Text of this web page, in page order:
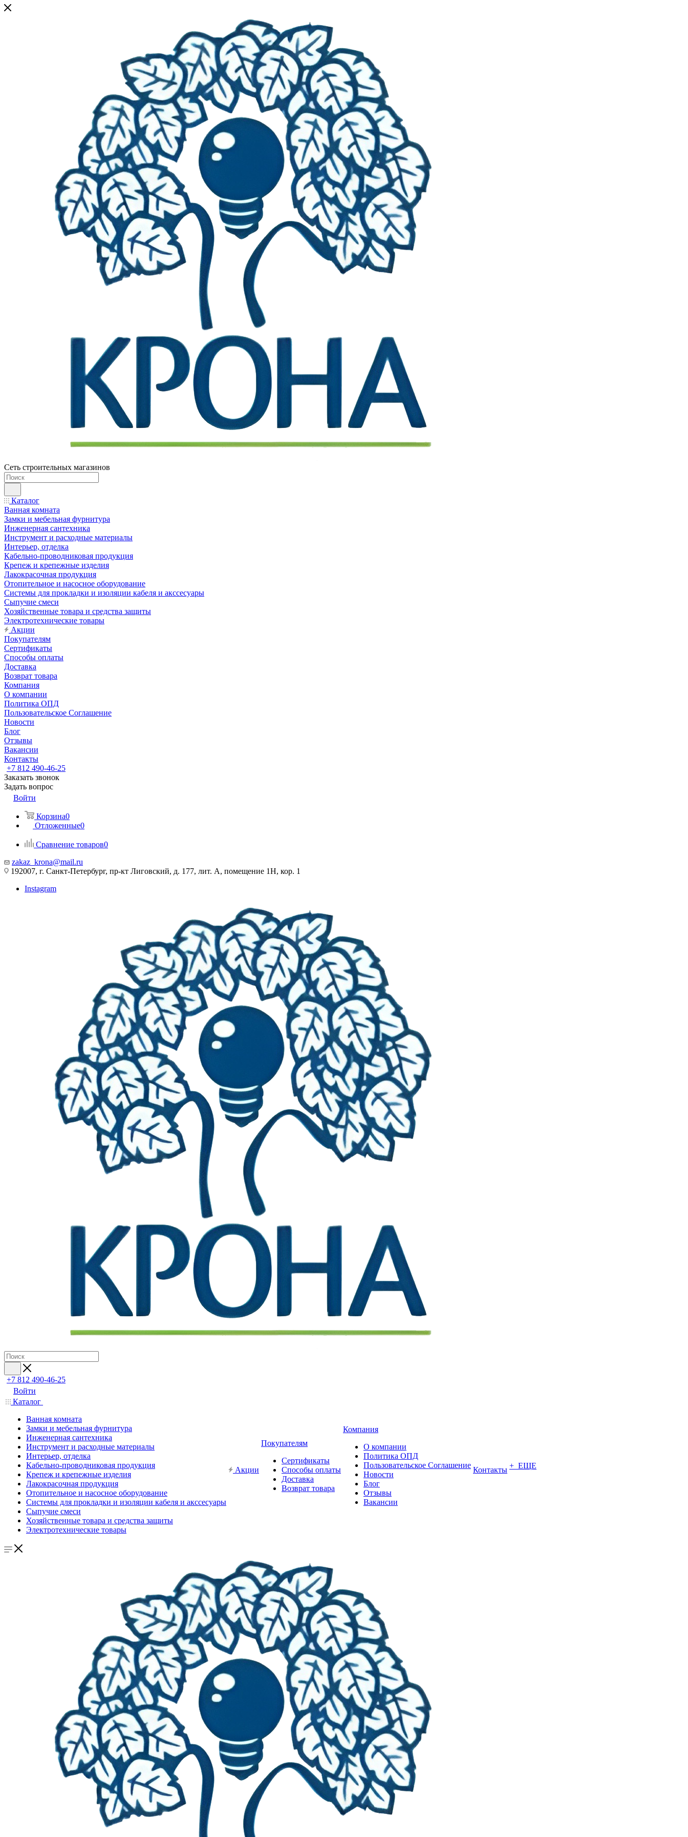
Сеть строительных магазинов
Каталог
Ванная комната
Замки и мебельная фурнитура
Инженерная сантехника
Инструмент и расходные материалы
Интерьер, отделка
Кабельно-проводниковая продукция
Крепеж и крепежные изделия
Лакокрасочная продукция
Отопительное и насосное оборудование
Системы для прокладки и изоляции кабеля и акссесуары
Сыпучие смеси
Хозяйственные товара и средства защиты
Электротехнические товары
Акции
Покупателям
Сертификаты
Способы оплаты
Доставка
Возврат товара
Компания
О компании
Политика ОПД
Пользовательское Соглашение
Новости
Блог
Отзывы
Вакансии
Контакты
+7 812 490-46-25
Заказать звонок
Задать вопрос
Войти
Корзина0
Отложенные0
Сравнение товаров0
zakaz_krona@mail.ru
192007, г. Санкт-Петербург, пр-кт Лиговский, д. 177, лит. А, помещение 1Н, кор. 1
Instagram
+7 812 490-46-25
Войти
Каталог
Ванная комната
Замки и мебельная фурнитура
Инженерная сантехника
Инструмент и расходные материалы
Интерьер, отделка
Кабельно-проводниковая продукция
Крепеж и крепежные изделия
Лакокрасочная продукция
Отопительное и насосное оборудование
Системы для прокладки и изоляции кабеля и акссесуары
Сыпучие смеси
Хозяйственные товара и средства защиты
Электротехнические товары
Акции
Покупателям
Сертификаты
Способы оплаты
Доставка
Возврат товара
Компания
О компании
Политика ОПД
Пользовательское Соглашение
Новости
Блог
Отзывы
Вакансии
Контакты + ЕЩЕ